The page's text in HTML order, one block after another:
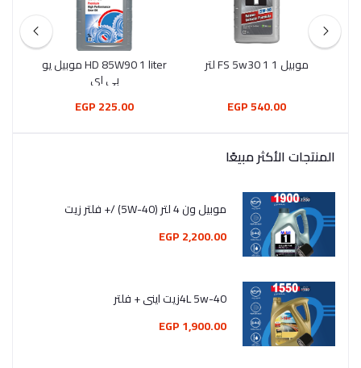
موبيل 1 FS 5w30 1 لتر
540.00 EGP
HD 85W90 1 liter موبيل يو
بي اي
225.00 EGP
المنتجات الأكثر مبيعًا
موبيل ون 4 لتر (5W-40) /+ فلتر زيت
2,200.00 EGP
4L 5w-40زيت اينى + فلتر
1,900.00 EGP